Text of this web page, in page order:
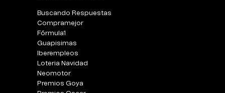
Buscando Respuestas
Compramejor
Fórmula1
Guapisimas
Iberempleos
Loteria Navidad
Neomotor
Premios Goya